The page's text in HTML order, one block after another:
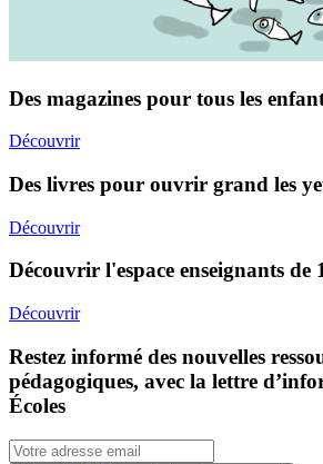
Des magazines pour tous les
Découvrir
Des livres pour ouvrir grand les
Découvrir
Découvrir l'espace enseignants de
Découvrir
Restez informé des nouvelles
pédagogiques, avec la lettre
Écoles